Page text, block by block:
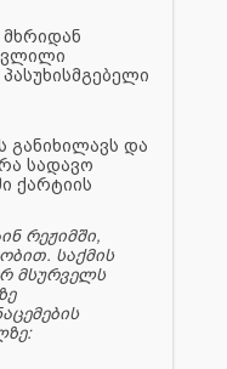
განიხილავს და
სადავო
ქარტიის
რეჟიმში,
საქმის
მსურველს